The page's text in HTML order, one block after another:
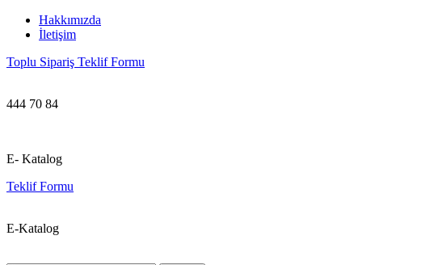
Hakkımızda
İletişim
Toplu Sipariş Teklif Formu
444 70 84
E- Katalog
Teklif Formu
E-Katalog